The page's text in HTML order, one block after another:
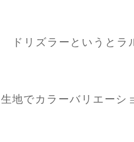
ドリズラーというと
地でカラーバリエーシ